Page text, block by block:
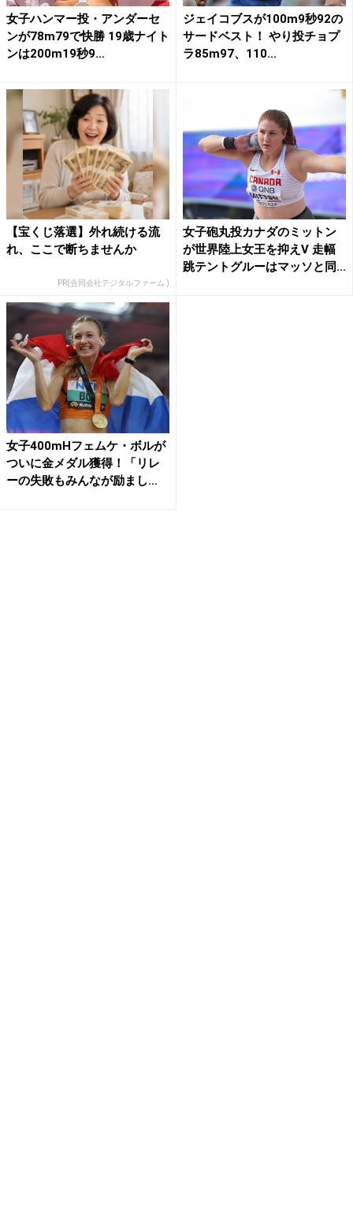
女子ハンマー投・アンダーセ
ンが78m79で快勝 19歳ナイト
ンは200m19秒9...
ジェイコブスが100m9秒92の
サードベスト！ やり投チョプ
ラ85m97、110...
【宝くじ落選】外れ続ける流
れ、ここで断ちませんか
PR(合同会社デジタルファーム )
女子砲丸投カナダのミットン
が世界陸上女王を抑えV 走幅
跳テントグルーはマッソと同...
女子400mHフェムケ・ボルが
ついに金メダル獲得！「リレ
ーの失敗もみんなが励まし...